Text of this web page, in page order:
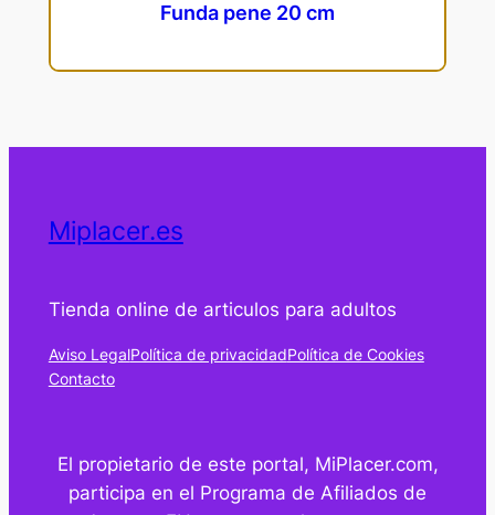
Funda pene 20 cm
Miplacer.es
Tienda online de articulos para adultos
Aviso LegalPolítica de privacidadPolítica de Cookies
Contacto
El propietario de este portal, MiPlacer.com,
participa en el Programa de Afiliados de